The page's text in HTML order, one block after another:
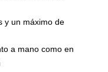
y un máximo de
a mano como en